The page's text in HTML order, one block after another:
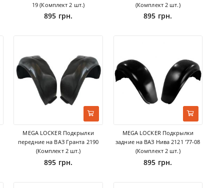
19 (Комплект 2 шт.)
895 грн.
(Комплект 2 шт.)
895 грн.
MEGA LOCKER Подкрылки
передние на ВАЗ Гранта 2190
(Комплект 2 шт.)
895 грн.
MEGA LOCKER Подкрылки
задние на ВАЗ Нива 2121 '77-08
(Комплект 2 шт.)
895 грн.